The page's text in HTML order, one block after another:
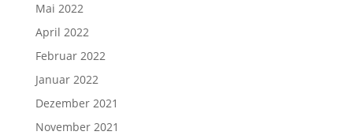
Mai 2022
April 2022
Februar 2022
Januar 2022
Dezember 2021
November 2021